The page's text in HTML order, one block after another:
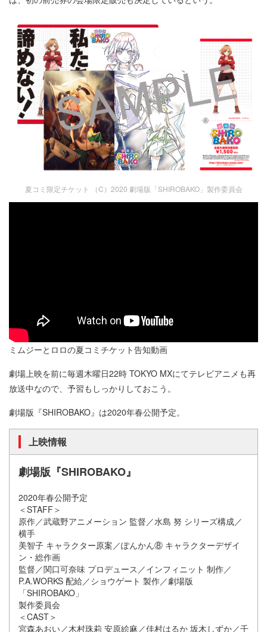
夏コミ限定チケット （C）2020 劇場版「SHIROBAKO」製作委員会
ミムジーとロロの夏コミチケット告知動画
劇場上映を前に毎週木曜日22時 TOKYO MXにてテレビアニメも再
放送中なので、予習もしっかりしておこう。
劇場版『SHIROBAKO』は2020年春公開予定。
上映情報
劇場版『SHIROBAKO』
2020年春公開予定
＜STAFF＞
原作／武蔵野アニメーション 監督／水島 努 シリーズ構成／
横手
美智子 キャラクター原案／ぽんかん⑧ キャラクターデザイ
ン・総作画
監督／関口可奈味 プロデュース／インフィニット 制作／
P.A.WORKS 配給／ショウゲート 製作／劇場版
「SHIROBAKO」
製作委員会
＜CAST＞
宮森あおい／木村珠莉 安原絵麻／佳村はるか 坂木しずか／千